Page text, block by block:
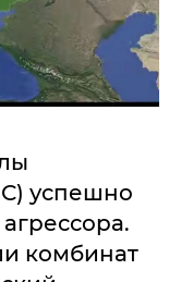
успешно
комбинат